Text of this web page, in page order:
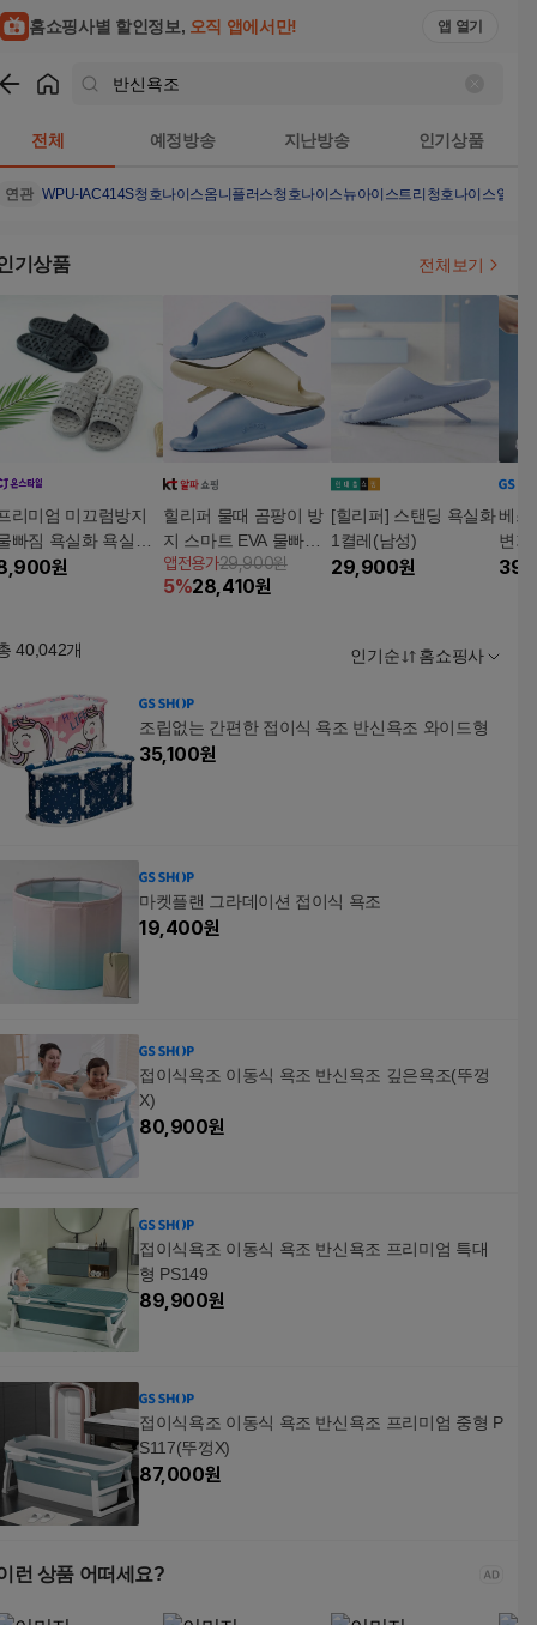
홈쇼핑사별 할인정보, 오직 앱에서만! 앱 열기
전체 예정방송 지난방송 인기상품
연관 WPU-IAC414S청호나이스옴니플러스청호나이스뉴아이스트리 청호나이스얼음
기상품 전체보기
리미엄 미끄럼방지
빠짐 욕실화 욕실슬
퍼 1+1원
힐리퍼 물때 곰팡이 방
지 스마트 EVA 물빠짐
욕실화 1켤레[남or여]
앱전용가29,900원
5%28,410원
[힐리퍼] 스탠딩 욕실화
1켤레(남성)
29,900원
베스
변기
40,042개 인기순 홈쇼핑사
조립없는 간편한 접이식 욕조 반신욕조 와이드형
35,100원
마켓플랜 그라데이션 접이식 욕조
19,400원
접이식욕조 이동식 욕조 반신욕조 깊은욕조(뚜껑
X)
80,900원
접이식욕조 이동식 욕조 반신욕조 프리미엄 특대
형 PS149
89,900원
접이식욕조 이동식 욕조 반신욕조 프리미엄 중형 P
S117(뚜껑X)
87,000원
런 상품 어떠세요?